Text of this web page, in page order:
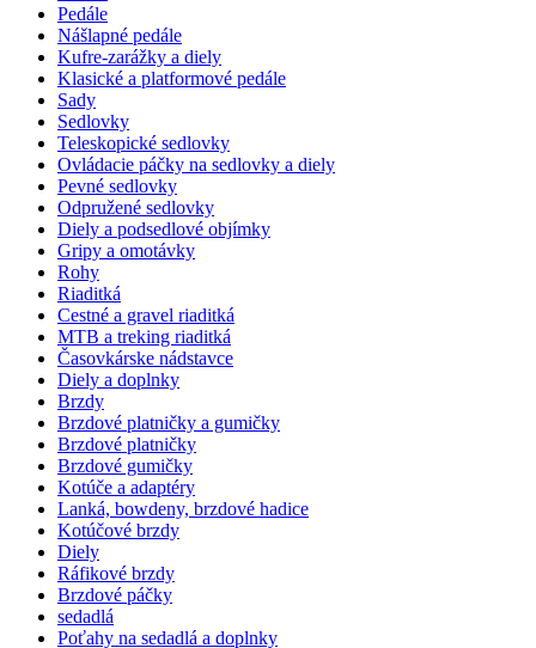
Pedále
Nášlapné pedále
Kufre-zarážky a diely
Klasické a platformové pedále
Sady
Sedlovky
Teleskopické sedlovky
Ovládacie páčky na sedlovky a diely
Pevné sedlovky
Odpružené sedlovky
Diely a podsedlové objímky
Gripy a omotávky
Rohy
Riaditká
Cestné a gravel riaditká
MTB a treking riaditká
Časovkárske nádstavce
Diely a doplnky
Brzdy
Brzdové platničky a gumičky
Brzdové platničky
Brzdové gumičky
Kotúče a adaptéry
Lanká, bowdeny, brzdové hadice
Kotúčové brzdy
Diely
Ráfikové brzdy
Brzdové páčky
sedadlá
Poťahy na sedadlá a doplnky